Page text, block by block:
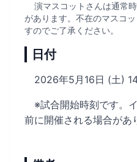
演マスコットさんは通常
があります。不在のマスコ
すのでご了承ください。
日付
2026年5月16日 (土)
※試合開始時刻です。
前に開催される場合があ